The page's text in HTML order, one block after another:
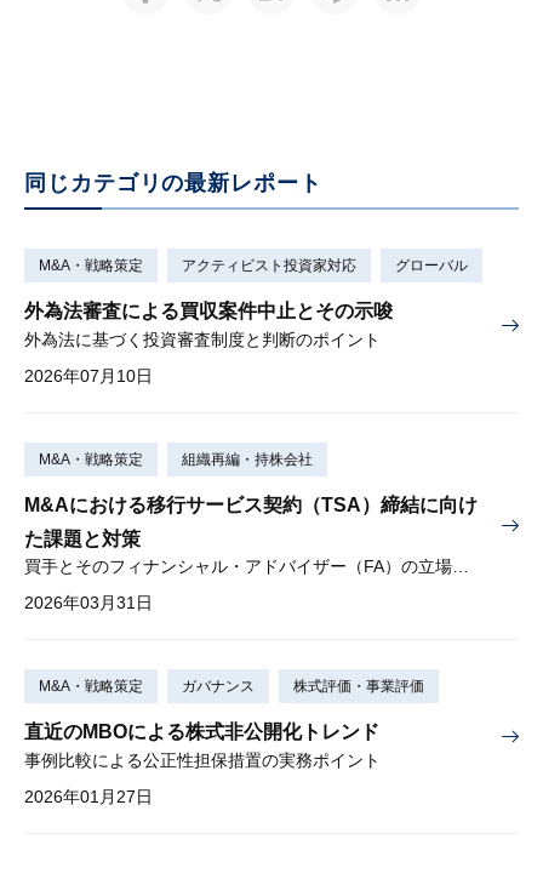
同じカテゴリの最新レポート
M&A・戦略策定 アクティビスト投資家対応 グローバル
外為法審査による買収案件中止とその示唆
外為法に基づく投資審査制度と判断のポイント
2026年07月10日
M&A・戦略策定 組織再編・持株会社
M&Aにおける移行サービス契約（TSA）締結に向け
た課題と対策
買手とそのフィナンシャル・アドバイザー（FA）の立場から
2026年03月31日
M&A・戦略策定 ガバナンス 株式評価・事業評価
直近のMBOによる株式非公開化トレンド
事例比較による公正性担保措置の実務ポイント
2026年01月27日